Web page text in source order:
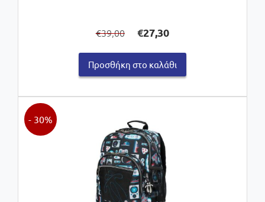
€39,00
price
was:
€39,00.
€27,30τρέχουσα
τιμή
είναι:
€27,30.
Προσθήκη στο καλάθι
- 30%